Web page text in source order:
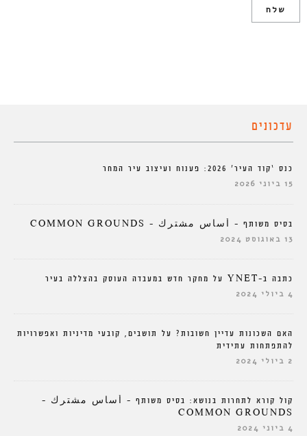
עדכונים
כנס ‘קוד העיר’ 2026: פענוח ועיצוב עיר המחר
15 ביוני 2026
בסיס משותף – أساس مشترك – COMMON GROUNDS
13 באוגוסט 2024
כתבה ב-YNET על מחקר חדש במעבדה העוסק בהצללה בעיר
4 ביולי 2024
האם השכונות עדיין חשובות? על תושבים, קובעי מדיניות ואפשרויות
להתפתחות עתידית
2 ביולי 2024
קול קורא לתחרות בנושא: בסיס משותף – أساس مشترك –
COMMON GROUNDS
4 ביוני 2024